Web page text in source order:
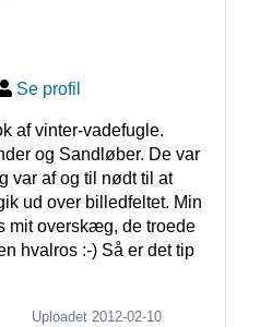
Se profil
af vinter-vadefugle.
og Sandløber. De var
var af og til nødt til at
ud over billedfeltet. Min
mit overskæg, de troede
hvalros :-) Så er det tip
Uploadet 2012-02-10